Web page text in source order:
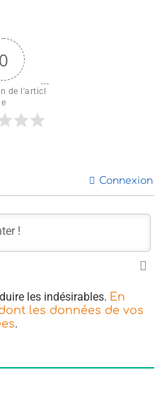
0
de l'articl
e
Connexion
les indésirables. En
les données de vos
.